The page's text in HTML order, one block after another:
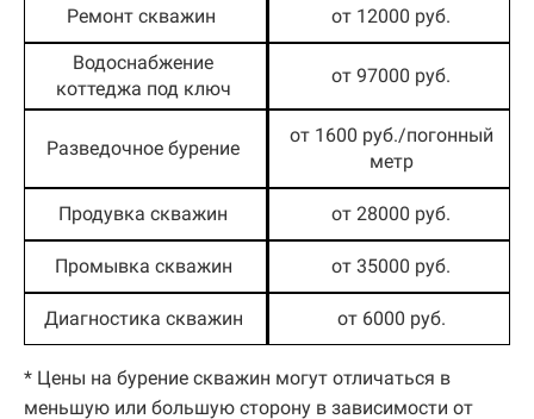
Ремонт скважин от 12000 руб.
Водоснабжение
коттеджа под ключ
от 97000 руб.
Разведочное бурение
от 1600 руб./погонный
метр
Продувка скважин от 28000 руб.
Промывка скважин от 35000 руб.
Диагностика скважин от 6000 руб.
* Цены на бурение скважин могут отличаться в
меньшую или большую сторону в зависимости от